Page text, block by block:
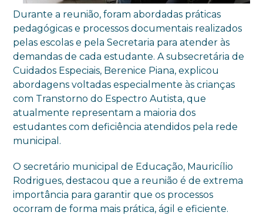
Durante a reunião, foram abordadas práticas
pedagógicas e processos documentais realizados
pelas escolas e pela Secretaria para atender às
demandas de cada estudante. A subsecretária de
Cuidados Especiais, Berenice Piana, explicou
abordagens voltadas especialmente às crianças
com Transtorno do Espectro Autista, que
atualmente representam a maioria dos
estudantes com deficiência atendidos pela rede
municipal.
O secretário municipal de Educação, Mauricílio
Rodrigues, destacou que a reunião é de extrema
importância para garantir que os processos
ocorram de forma mais prática, ágil e eficiente.